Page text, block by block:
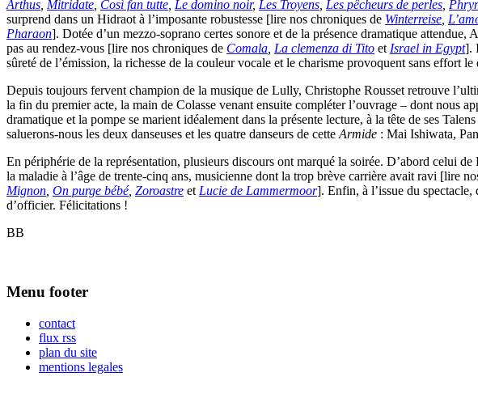
Arthus Mitridate Così fan tutte Le domino noir, Les Troyens Les pêcheurs de perles
surprend dans un Hidraot à l’imposante robustesse [lire nos chroniques de Winterreise
Pharaon]. Dotée d’un mezzo-soprano certes sonore et de la présence dramatique
pas au rendez-vous [lire nos chroniques de Comala La clemenza di Tito et Israel in Egypt].
sûreté de l’émission, la richesse de la couleur vocale et le charisme provoquent sans effort le
Depuis toujours fervent champion de la musique de Lully, Christophe Rousset retrouve
la fin du premier acte, la main de Colasse venant ensuite compléter l’ouvrage – dont nous
dramatique et la pompe se marient idéalement dans la présente lecture, à la tête de ses
saluerons-nous les deux danseuses et les quatre danseurs de cette Armide : Mai Ishiwata,
En périphérie de la représentation, plusieurs discours ont marqué la soirée. D’abord celui
la maladie à l’âge de trente-cinq ans, musicienne dont la trop brève carrière avait ravi [lire
Mignon On purge bébé, Zoroastre et Lucie de Lammermoor]. Enfin, à l’issue du
d’officier. Félicitations !
BB
Menu footer
contact
flux rss
plan du site
mentions legales